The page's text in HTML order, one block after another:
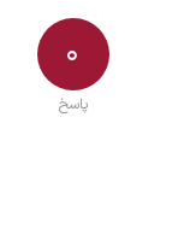
۰
پاسخ